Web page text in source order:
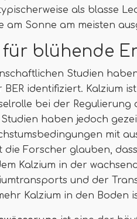
als blasse
am Sonne am meisten
blühende
Studien
identifiziert. Kalzium
bei der
haben jedoch
mit
die Forscher glauben,
Kalzium in der
und der
Kalzium in den Boden